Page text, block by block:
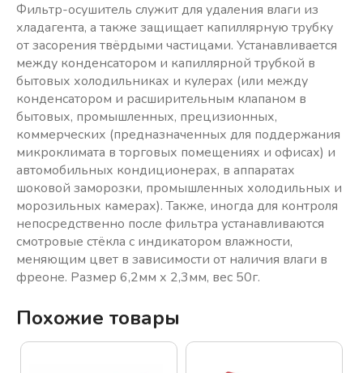
Фильтр-осушитель служит для удаления влаги из
хладагента, а также защищает капиллярную трубку
от засорения твёрдыми частицами. Устанавливается
между конденсатором и капиллярной трубкой в
бытовых холодильниках и кулерах (или между
конденсатором и расширительным клапаном в
бытовых, промышленных, прецизионных,
коммерческих (предназначенных для поддержания
микроклимата в торговых помещениях и офисах) и
автомобильных кондиционерах, в аппаратах
шоковой заморозки, промышленных холодильных и
морозильных камерах). Также, иногда для контроля
непосредственно после фильтра устанавливаются
смотровые стёкла с индикатором влажности,
меняющим цвет в зависимости от наличия влаги в
фреоне. Размер 6,2мм х 2,3мм, вес 50г.
Похожие товары